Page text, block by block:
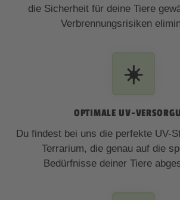
die Sicherheit für deine Tiere
Verbrennungsrisiken
☀️
OPTIMALE UV-
Du findest bei uns die perfekte UV-
Terrarium, die genau auf die
Bedürfnisse deiner Tiere